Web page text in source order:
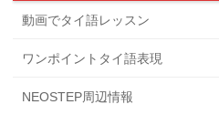
動画でタイ語レッスン
ワンポイントタイ語表現
NEOSTEP周辺情報